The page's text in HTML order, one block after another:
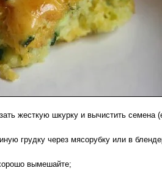
жесткую шкурку и вычистить семена
грудку через мясорубку или в
вымешайте;